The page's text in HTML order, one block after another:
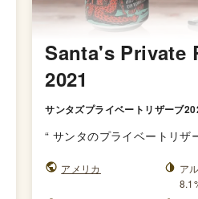
Santa's Private
2021
サンタズプライベートリザーブ
“サンタのプライベートリザ
アメリカ
ア